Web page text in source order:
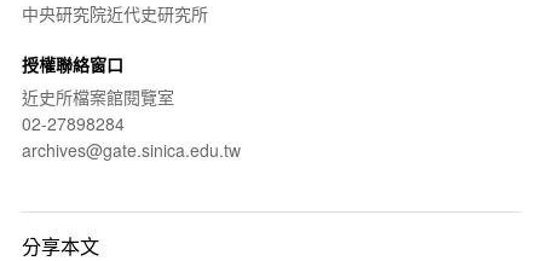
中央研究院近代史研究所
授權聯絡窗口
近史所檔案館閱覽室
02-27898284
archives@gate.sinica.edu.tw
分享本文